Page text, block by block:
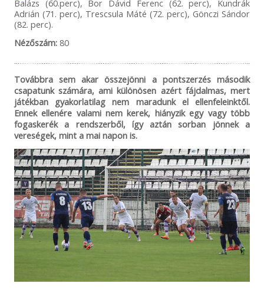
Balázs (60.perc), Bor Dávid Ferenc (62. perc), Kundrák
Adrián (71. perc), Trescsula Máté (72. perc), Gönczi Sándor
(82. perc).
Nézőszám:80
Továbbra sem akar összejönni a pontszerzés második
csapatunk számára, ami különösen azért fájdalmas, mert
játékban gyakorlatilag nem maradunk el ellenfeleinktől.
Ennek ellenére valami nem kerek, hiányzik egy vagy több
fogaskerék a rendszerből, így aztán sorban jönnek a
vereségek, mint a mai napon is.